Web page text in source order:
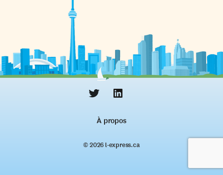
À propos
© 2026 l‑express.ca